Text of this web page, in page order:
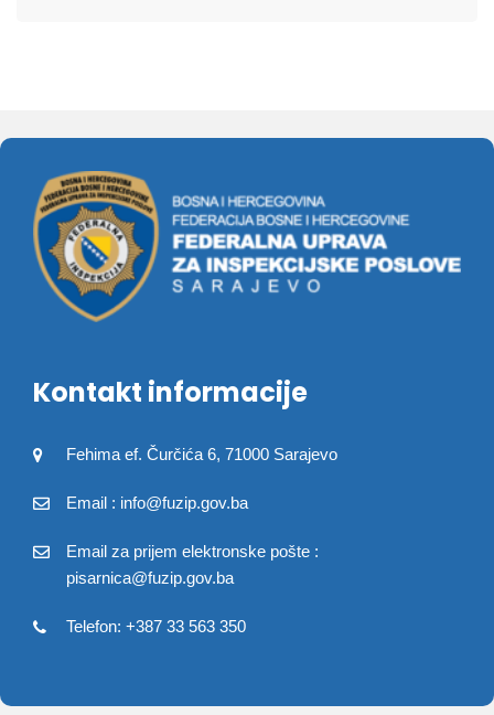
Kontakt informacije
Fehima ef. Čurčića 6, 71000 Sarajevo
Email : info@fuzip.gov.ba
Email za prijem elektronske pošte :
pisarnica@fuzip.gov.ba
Telefon: +387 33 563 350